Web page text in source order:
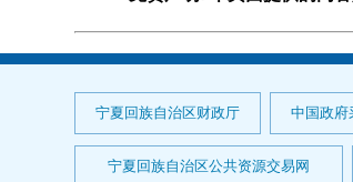
宁夏回族自治区财政厅 中国政府
宁夏回族自治区公共资源交易网